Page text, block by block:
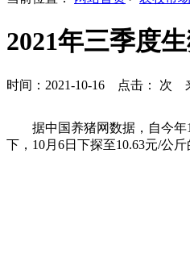
2021年三季度
时间：2021-10-16 点击： 次
据中国养猪网数据，自今
下，10月6日下探至10.63元/公